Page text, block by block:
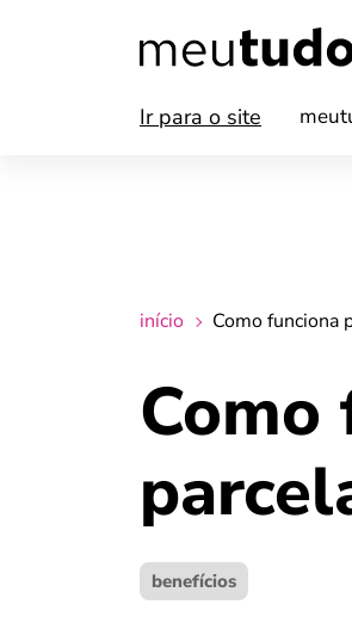
Ir para o site
início Como funciona
Como
benefícios